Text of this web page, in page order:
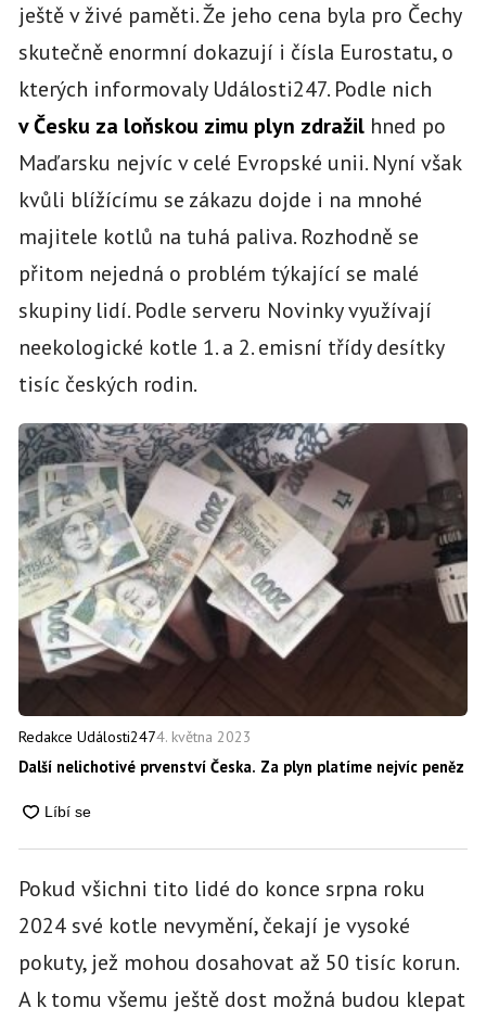
ještě v živé paměti. Že jeho cena byla pro Čechy
skutečně enormní dokazují i čísla Eurostatu, o
kterých informovaly Události247. Podle nich
v Česku za loňskou zimu plyn zdražilhned po
Maďarsku nejvíc v celé Evropské unii. Nyní však
kvůli blížícímu se zákazu dojde i na mnohé
majitele kotlů na tuhá paliva. Rozhodně se
přitom nejedná o problém týkající se malé
skupiny lidí. Podle serveru Novinky využívají
neekologické kotle 1. a 2. emisní třídy desítky
tisíc českých rodin.
Redakce Události2474. května 2023
Další nelichotivé prvenství Česka. Za plyn platíme nejvíc peněz v
Pokud všichni tito lidé do konce srpna roku
2024 své kotle nevymění, čekají je vysoké
pokuty, jež mohou dosahovat až 50 tisíc korun.
A k tomu všemu ještě dost možná budou klepat